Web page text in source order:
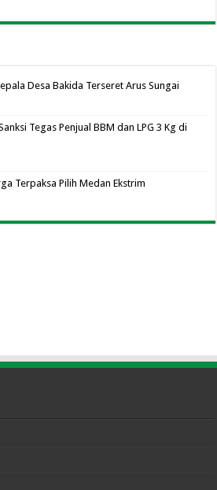
Desa Bakida Terseret Arus Sungai
Tegas Penjual BBM dan LPG 3 Kg di
Terpaksa Pilih Medan Ekstrim